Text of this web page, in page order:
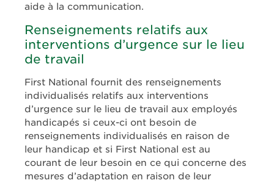
aide à la communication.
Renseignements relatifs aux
interventions d’urgence sur le lieu
de travail
First National fournit des renseignements
individualisés relatifs aux interventions
d’urgence sur le lieu de travail aux employés
handicapés si ceux-ci ont besoin de
renseignements individualisés en raison de
leur handicap et si First National est au
courant de leur besoin en ce qui concerne des
mesures d’adaptation en raison de leur